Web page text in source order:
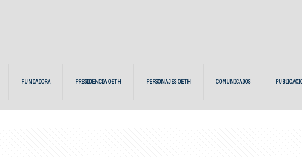
FUNDADORA PRESIDENCIA OETH PERSONAJES OETH COMUNICADOS